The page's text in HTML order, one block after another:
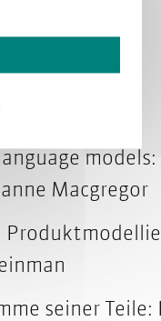
Macgregor
seiner Teile: